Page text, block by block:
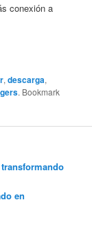
conexión a
,descarga,
. Bookmark
en